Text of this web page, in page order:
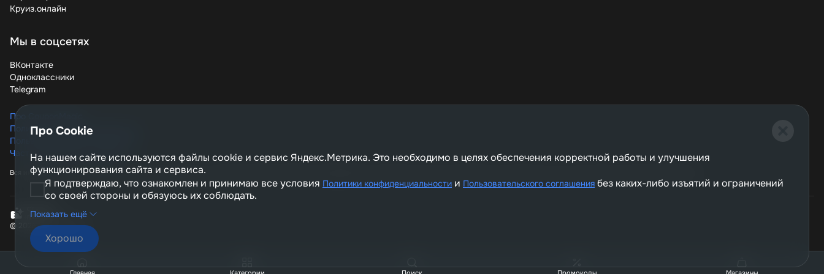
Круиз.онлайн
Мы в соцсетях
ВКонтакте
Одноклассники
Telegram
Про CouponMagic
Политика конфиденциальности
Пользовательское соглашение
Часто задаваемые вопросы
Вся информация, опубликованная на сайте couponmagic.ru, не является публичной офертой, определяемой положениями Статьи 437 Гражданского кодекса РФ, и носит исключительно справочный характер.
© 2026, CouponMagic
Про Cookie
На нашем сайте используются файлы сookie и сервис Яндекс.Метрика. Это необходимо в целях обеспечения корректной работы и улучшения
функционирования сайта и сервиса.
Я подтверждаю, что ознакомлен и принимаю все условия Политики конфиденциальности и Пользовательского соглашения без каких-либо изъятий и ограничений
со своей стороны и обязуюсь их соблюдать.
Показать ещё
Хорошо